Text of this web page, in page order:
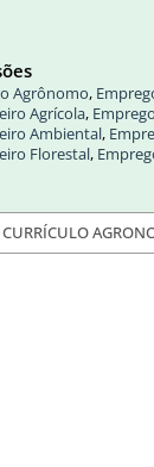
Agrônomo,
Agrícola, Emprego
Ambiental,
Florestal,
CURRÍCULO